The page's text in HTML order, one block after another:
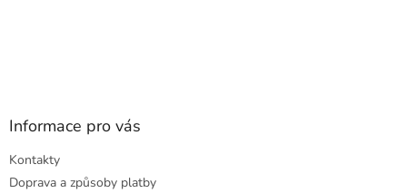
Informace pro vás
Kontakty
Doprava a způsoby platby